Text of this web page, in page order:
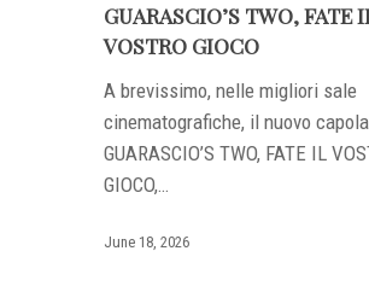
GUARASCIO’S TWO, FATE
VOSTRO GIOCO
A brevissimo, nelle migliori sale
cinematografiche, il nuovo
GUARASCIO’S TWO, FATE IL
GIOCO,…
June 18, 2026